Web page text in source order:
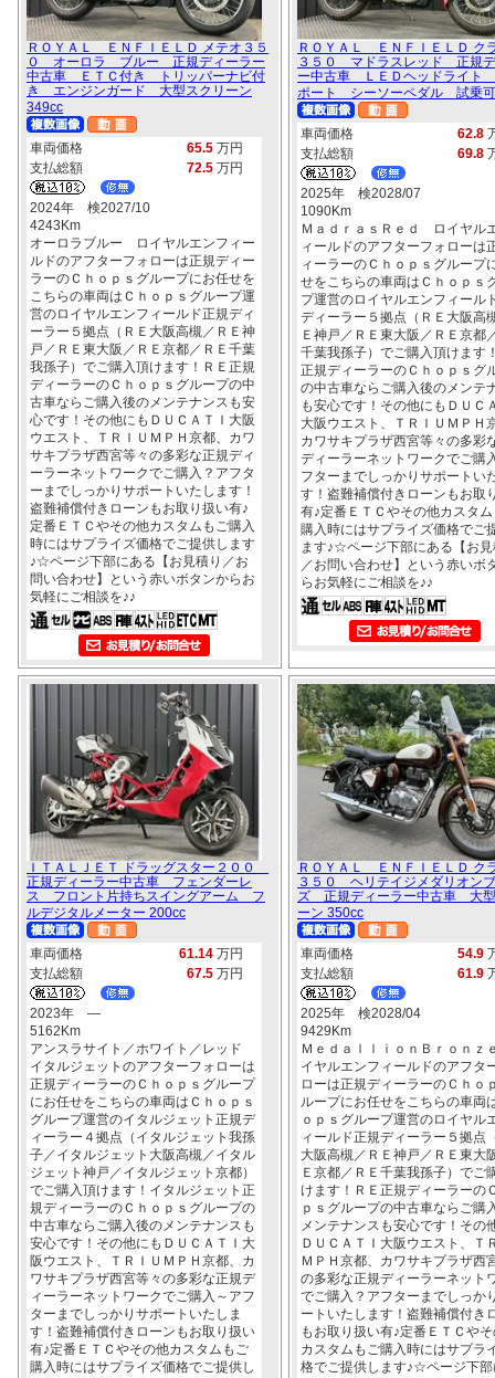
ＲＯＹＡＬ ＥＮＦＩＥＬＤ メテオ３５
０ オーロラ ブルー 正規ディーラー
中古車 ＥＴＣ付き トリッパーナビ付
き エンジンガード 大型スクリーン
349cc
車両価格 65.5 万円
支払総額
72.5 万円
2024年 検2027/10
4243Km
オーロラブルー ロイヤルエンフィー
ルドのアフターフォローは正規ディー
ラーのＣｈｏｐｓグループにお任せを
こちらの車両はＣｈｏｐｓグループ運
営のロイヤルエンフィールド正規ディ
ーラー５拠点（ＲＥ大阪高槻／ＲＥ神
戸／ＲＥ東大阪／ＲＥ京都／ＲＥ千葉
我孫子）でご購入頂けます！ＲＥ正規
ディーラーのＣｈｏｐｓグループの中
古車ならご購入後のメンテナンスも安
心です！その他にもＤＵＣＡＴＩ大阪
ウエスト、ＴＲＩＵＭＰＨ京都、カワ
サキプラザ西宮等々の多彩な正規ディ
ーラーネットワークでご購入？アフタ
ーまでしっかりサポートいたします！
盗難補償付きローンもお取り扱い有♪
定番ＥＴＣやその他カスタムもご購入
時にはサプライズ価格でご提供します
♪☆ページ下部にある【お見積り／お
問い合わせ】という赤いボタンからお
気軽にご相談を♪♪
ＲＯＹＡＬ ＥＮＦＩＥＬＤ ク
３５０ マドラスレッド 正規
ー中古車 ＬＥＤヘッドライト
ポート シーソーペダル 試乗
車両価格 62.8
支払総額
69.8
2025年 検2028/07
1090Km
ＭａｄｒａｓＲｅｄ ロイヤル
ィールドのアフターフォローは
ィーラーのＣｈｏｐｓグループ
せをこちらの車両はＣｈｏｐｓ
プ運営のロイヤルエンフィール
ディーラー５拠点（ＲＥ大阪高
Ｅ神戸／ＲＥ東大阪／ＲＥ京都
千葉我孫子）でご購入頂けます
正規ディーラーのＣｈｏｐｓグ
の中古車ならご購入後のメンテ
も安心です！その他にもＤＵＣ
大阪ウエスト、ＴＲＩＵＭＰＨ
カワサキプラザ西宮等々の多彩
ディーラーネットワークでご購
フターまでしっかりサポートい
す！盗難補償付きローンもお取
有♪定番ＥＴＣやその他カスタ
購入時にはサプライズ価格でご
ます♪☆ページ下部にある【お
／お問い合わせ】という赤いボ
らお気軽にご相談を♪♪
ＩＴＡＬＪＥＴ ドラッグスター２００
正規ディーラー中古車 フェンダーレ
ス フロント片持ちスイングアーム フ
ルデジタルメーター 200cc
車両価格 61.14 万円
支払総額
67.5 万円
2023年 ―
5162Km
アンスラサイト／ホワイト／レッド
イタルジェットのアフターフォローは
正規ディーラーのＣｈｏｐｓグループ
にお任せをこちらの車両はＣｈｏｐｓ
グループ運営のイタルジェット正規デ
ィーラー４拠点（イタルジェット我孫
子／イタルジェット大阪高槻／イタル
ジェット神戸／イタルジェット京都）
でご購入頂けます！イタルジェット正
規ディーラーのＣｈｏｐｓグループの
中古車ならご購入後のメンテナンスも
安心です！その他にもＤＵＣＡＴＩ大
阪ウエスト、ＴＲＩＵＭＰＨ京都、カ
ワサキプラザ西宮等々の多彩な正規デ
ィーラーネットワークでご購入～アフ
ターまでしっかりサポートいたしま
す！盗難補償付きローンもお取り扱い
有♪定番ＥＴＣやその他カスタムもご
購入時にはサプライズ価格でご提供し
ＲＯＹＡＬ ＥＮＦＩＥＬＤ ク
３５０ ヘリテイジメダリオン
ズ 正規ディーラー中古車 大
ーン 350cc
車両価格 54.9
支払総額
61.9
2025年 検2028/04
9429Km
ＭｅｄａｌｌｉｏｎＢｒｏｎ
イヤルエンフィールドのアフタ
ローは正規ディーラーのＣｈｏ
ループにお任せをこちらの車両
ｏｐｓグループ運営のロイヤル
ィールド正規ディーラー５拠点
大阪高槻／ＲＥ神戸／ＲＥ東大
Ｅ京都／ＲＥ千葉我孫子）でご
けます！ＲＥ正規ディーラーの
ｐｓグループの中古車ならご購
メンテナンスも安心です！その
ＤＵＣＡＴＩ大阪ウエスト、Ｔ
ＭＰＨ京都、カワサキプラザ西
の多彩な正規ディーラーネット
でご購入？アフターまでしっか
ートいたします！盗難補償付き
もお取り扱い有♪定番ＥＴＣや
カスタムもご購入時にはサプラ
格でご提供します♪☆ページ下部